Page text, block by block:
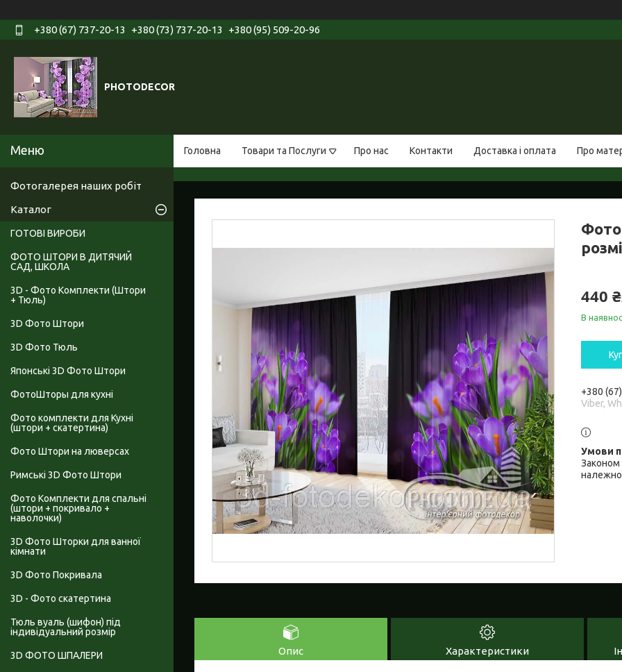
+380 (67) 737-20-13 +380 (73) 737-20-13 +380 (95) 509-20-96
PHOTODECOR
Головна Товари та Послуги Про нас Контакти Доставка і оплата Про
440
В
+380
Viber,
Законом
Опис Характеристики
Фотогалерея наших робіт
Каталог
ГОТОВІ ВИРОБИ
ФОТО ШТОРИ В ДИТЯЧИЙ
САД, ШКОЛА
3D - Фото Комплекти (Штори
+ Тюль)
3D Фото Штори
3D Фото Тюль
Японські 3D Фото Штори
ФотоШторы для кухні
Фото комплекти для Кухні
(штори + скатертина)
Фото Штори на люверсах
Римські 3D Фото Штори
Фото Комплекти для спальні
(штори + покривало +
наволочки)
3D Фото Шторки для ванної
кімнати
3D Фото Покривала
3D - Фото скатертина
Тюль вуаль (шифон) під
індивідуальний розмір
3D ФОТО ШПАЛЕРИ